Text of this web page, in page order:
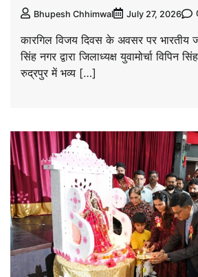
Bhupesh Chhimwal July 27, 2026
कारगिल विजय दिवस के अवसर पर भारतीय
सिंह नगर द्वारा जिलाध्यक्ष युवामोर्चा विपिन
रुद्रपुर में भव्य […]